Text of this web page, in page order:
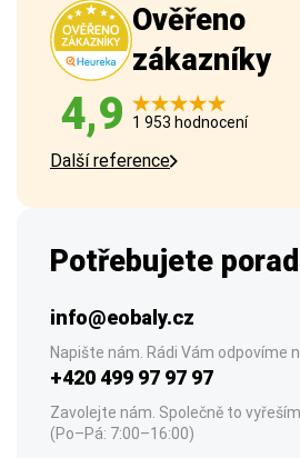
Ověřeno
zákazníky
4,9 1 953 hodnocení
Další reference
Potřebujete
info@eobaly.cz
Napište nám. Rádi Vám odpovíme
+420 499 97 97 97
Zavolejte nám. Společně to
(Po–Pá: 7:00–16:00)